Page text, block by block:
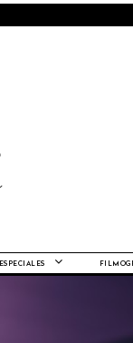
ESPECIALES